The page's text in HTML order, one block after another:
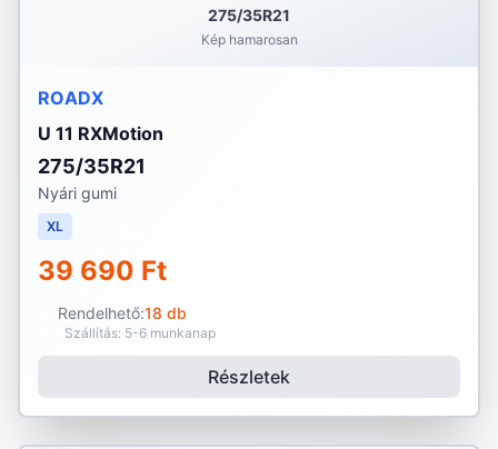
275/35R21
Kép hamarosan
ROADX
U 11 RXMotion
275/35R21
Nyári gumi
XL
39 690 Ft
Rendelhető:18 db
Szállítás: 5-6 munkanap
Részletek